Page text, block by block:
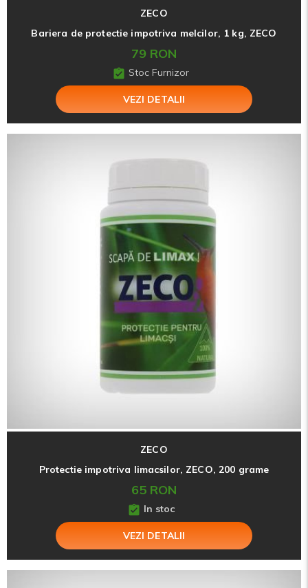
ZECO
Bariera de protectie impotriva melcilor, 1 kg, ZECO
79 RON
Stoc Furnizor
VEZI DETALII
ZECO
Protectie impotriva limacsilor, ZECO, 200 grame
65 RON
In stoc
VEZI DETALII